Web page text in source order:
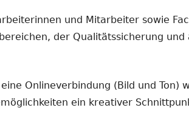
und Mitarbeiter sowie Fach-/
der Qualitätssicherung
Onlineverbindung (Bild und Ton)
ein kreativer